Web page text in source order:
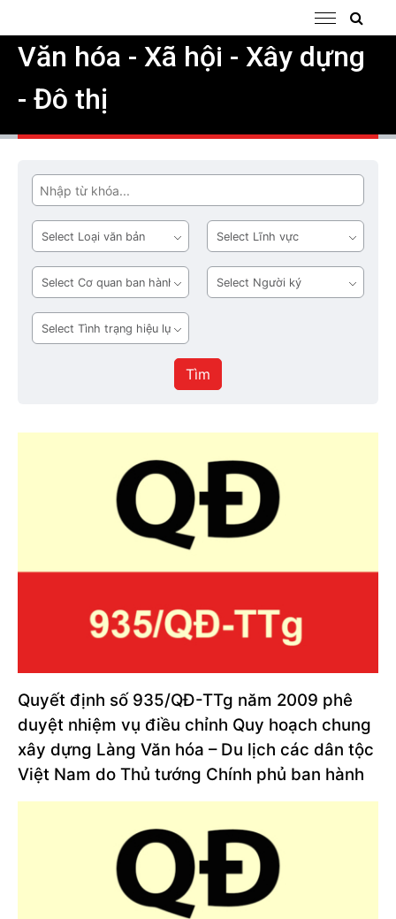
Văn hóa - Xã hội - Xây dựng
- Đô thị
Tìm
Loại
văn
bản
Lĩnh
vực
Cơ
quan
ban
hành
Người
ký
Tình
trạng
Tìm
Quyết định số 935/QĐ-TTg năm 2009 phê
duyệt nhiệm vụ điều chỉnh Quy hoạch chung
xây dựng Làng Văn hóa – Du lịch các dân tộc
Việt Nam do Thủ tướng Chính phủ ban hành